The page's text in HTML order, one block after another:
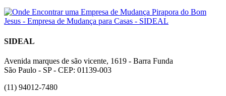
SIDEAL
Avenida marques de são vicente, 1619 - Barra Funda
São Paulo - SP - CEP: 01139-003
(11) 94012-7480